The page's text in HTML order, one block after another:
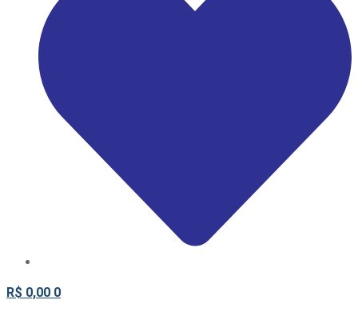
R$ 0,00 0